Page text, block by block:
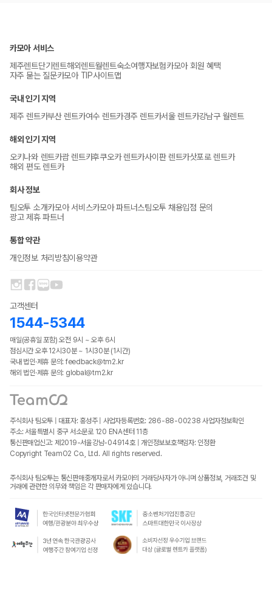
카모아 서비스
제주렌트단기렌트해외렌트월렌트숙소여행자보험카모아 회원 혜택
자주 묻는 질문카모아 TIP사이트맵
국내 인기 지역
제주 렌트카부산 렌트카여수 렌트카경주 렌트카서울 렌트카강남구 월렌트
해외 인기 지역
오키나와 렌트카괌 렌트카후쿠오카 렌트카사이판 렌트카삿포로 렌트카
해외 편도 렌트카
회사 정보
팀오투 소개카모아 서비스카모아 파트너스팀오투 채용입점 문의
광고 제휴 파트너
통합 약관
개인정보 처리방침이용약관
고객센터
1544-5344
매일(공휴일 포함) 오전 9시 ~ 오후 6시
점심시간 오후 12시30분 ~ 1시30분 (1시간)
국내 법인·제휴 문의: feedback@tm2.kr
해외 법인·제휴 문의: global@tm2.kr
주식회사 팀오투 | 대표자: 홍성주 | 사업자등록번호: 286-88-00238 사업자정보확인
주소: 서울특별시 중구 서소문로 120 ENA센터 11층
통신판매업신고: 제2019-서울강남-04914호 | 개인정보보호책임자: 인정환
Copyright TeamO2 Co., Ltd. All rights reserved.
주식회사 팀오투는 통신판매중개자로서 카모아의 거래당사자가 아니며 상품정보, 거래조건 및
거래에 관련한 의무와 책임은 각 판매자에게 있습니다.